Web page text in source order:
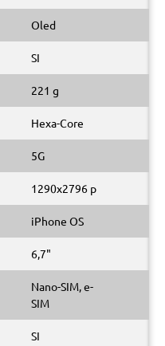
Oled
SI
221 g
Hexa-Core
5G
1290x2796 p
iPhone OS
6,7"
Nano-SIM, e-
SIM
SI